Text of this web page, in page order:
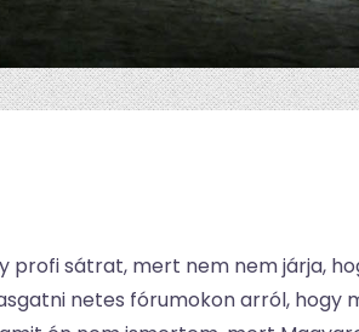
sátrat, mert nem nem járja,
netes fórumokon arról, hogy